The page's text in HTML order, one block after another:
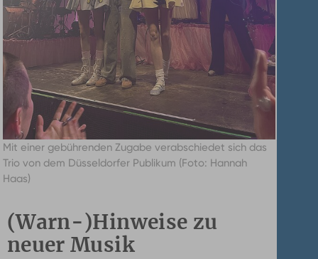
Mit einer gebührenden Zugabe verabschiedet sich das
Trio von dem Düsseldorfer Publikum (Foto: Hannah
Haas)
(Warn-)Hinweise zu
neuer Musik